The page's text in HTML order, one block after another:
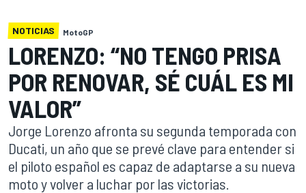
NOTICIAS MotoGP
LORENZO: “NO TENGO PRISA
POR RENOVAR, SÉ CUÁL ES MI
VALOR”
Jorge Lorenzo afronta su segunda temporada con
Ducati, un año que se prevé clave para entender si
el piloto español es capaz de adaptarse a su nueva
moto y volver a luchar por las victorias.